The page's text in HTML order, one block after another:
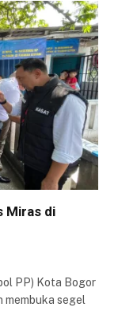
Miras di
PP) Kota Bogor
membuka segel